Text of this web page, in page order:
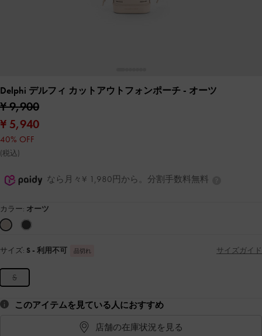
Delphi デルフィ カットアウトフォンポーチ - オーツ
¥ 9,900
¥ 5,940
40% OFF
(税込)
なら月々¥ 1,980円から。分割手数料無料
カラー: オーツ
サイズ: S - 利用不可 品切れ サイズガイド
S
このアイテムを見ている人におすすめ
店舗の在庫状況を見る